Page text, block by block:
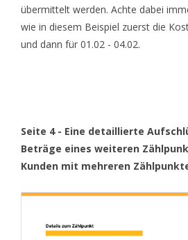
übermittelt werden. Achte dabei
wie in diesem Beispiel zuerst die
und dann für 01.02 - 04.02.
Seite 4 - Eine detaillierte
Beträge eines weiteren
Kunden mit mehreren